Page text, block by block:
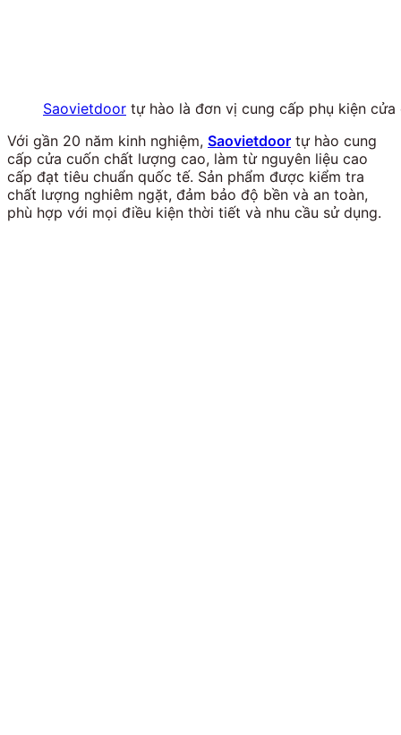
Saovietdoor tự hào là đơn vị cung cấp phụ kiện
Với gần 20 năm kinh nghiệm, Saovietdoor tự hào cung
cấp cửa cuốn chất lượng cao, làm từ nguyên liệu cao
cấp đạt tiêu chuẩn quốc tế. Sản phẩm được kiểm tra
chất lượng nghiêm ngặt, đảm bảo độ bền và an toàn,
phù hợp với mọi điều kiện thời tiết và nhu cầu sử dụng.